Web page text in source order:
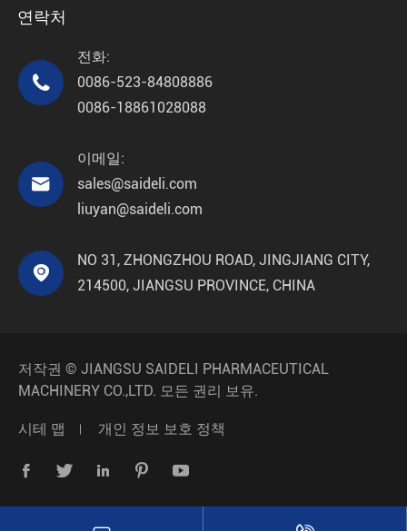
연락처

전화:
0086-523-84808886
0086-18861028088

이메일:
sales@saideli.com
liuyan@saideli.com

NO 31, ZHONGZHOU ROAD, JINGJIANG CITY,
214500, JIANGSU PROVINCE, CHINA
저작권 © JIANGSU SAIDELI PHARMACEUTICAL
MACHINERY CO.,LTD. 모든 권리 보유.
시테 맵 개인 정보 보호 정책
    